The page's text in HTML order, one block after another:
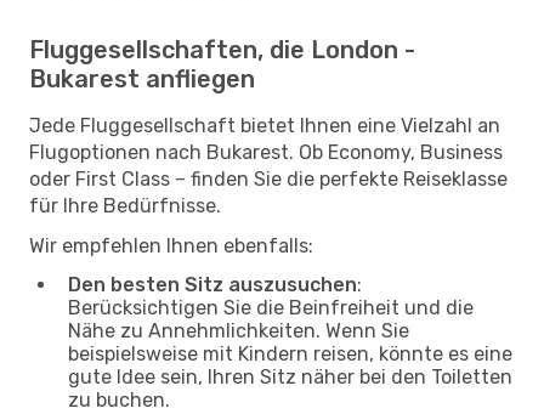
Fluggesellschaften, die London -
Bukarest anfliegen
Jede Fluggesellschaft bietet Ihnen eine Vielzahl an
Flugoptionen nach Bukarest. Ob Economy, Business
oder First Class – finden Sie die perfekte Reiseklasse
für Ihre Bedürfnisse.
Wir empfehlen Ihnen ebenfalls:
Den besten Sitz auszusuchen:
Berücksichtigen Sie die Beinfreiheit und die
Nähe zu Annehmlichkeiten. Wenn Sie
beispielsweise mit Kindern reisen, könnte es eine
gute Idee sein, Ihren Sitz näher bei den Toiletten
zu buchen.